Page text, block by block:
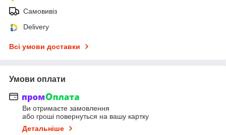
Самовивіз
Delivery
Всі умови доставки
Умови оплати
Ви отримаєте замовлення
або гроші повернуться на вашу картку
Детальніше